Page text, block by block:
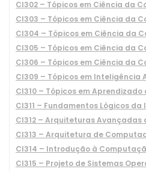
CI302 – Tópicos em Ciência da
CI303 – Tópicos em Ciência da
CI304 – Tópicos em Ciência da
CI305 – Tópicos em Ciência da
CI306 – Tópicos em Ciência da
CI309 – Tópicos em Inteligência
CI310 – Tópicos em Aprendizado
CI311 – Fundamentos Lógicos
CI312 – Arquiteturas
CI313 – Arquitetura de
CI314 – Introdução à
CI315 – Projeto de Sistemas